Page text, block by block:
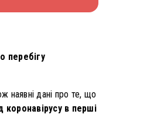
перебігу
наявні дані про те, що
в перші